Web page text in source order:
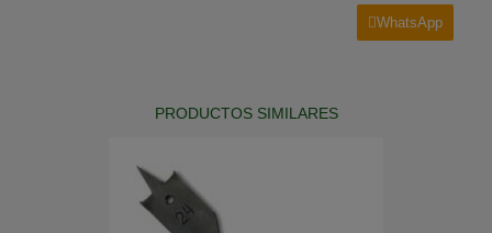
WhatsApp
PRODUCTOS SIMILARES